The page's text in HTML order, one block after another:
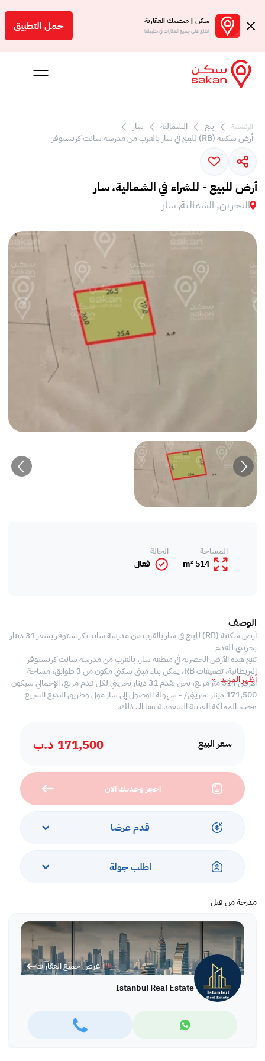
سكن | منصتك العقارية
اطلع على جميع العقارات في تطبيقنا حمل التطبيق
بالعمولة
الرئيسية بيع الشمالية
سار
أرض سكنية (RB) للبيع في سار بالقرب من مدرسة سانت كريستوفر
أرض للبيع - للشراء في الشمالية، سار
البحرين, الشمالية, سار
سعر البيع 171,500 د.ب
احجز وحدتك الان
قدم عرضا
اطلب جولة
مدرجة من قبل
عرض جميع العقارات
Istanbul Real Estate
المساحة
514 m²
الحالة
فعال
الوصف
أرض سكنية (RB) للبيع في سار بالقرب من مدرسة سانت كريستوفر بسعر 31 دينار
بحريني للقدم
تقع هذه الأرض الحصرية في منطقة سار، بالقرب من مدرسة سانت كريستوفر
البريطانية، تصنيفات RB، يمكن بناء مبنى سكني مكون من 3 طوابق، مساحة
الأرض 514 متر مربع، نحن نقدم 31 دينار بحريني لكل قدم مربع، الإجمالي سيكون
171,500 دينار بحريني/ - سهولة الوصول إلى سار مول وطريق البديع السريع
وجسر المملكة العربية السعودية وما إلى ذلك.
أظهر المزيد